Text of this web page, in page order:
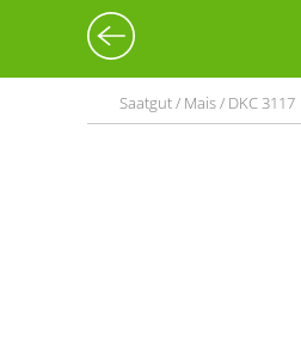
Saatgut / Mais / DKC 3117